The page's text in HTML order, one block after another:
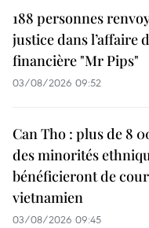
188 personnes
justice dans l’affaire
financière "Mr Pips"
03/08/2026 09:52
Can Tho : plus de 8
des minorités
bénéficieront de
vietnamien
03/08/2026 09:45